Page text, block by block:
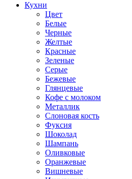
Кухни
Цвет
Белые
Черные
Желтые
Красные
Зеленые
Серые
Бежевые
Глянцевые
Кофе с молоком
Металлик
Слоновая кость
Фуксия
Шоколад
Шампань
Оливковые
Оранжевые
Вишневые